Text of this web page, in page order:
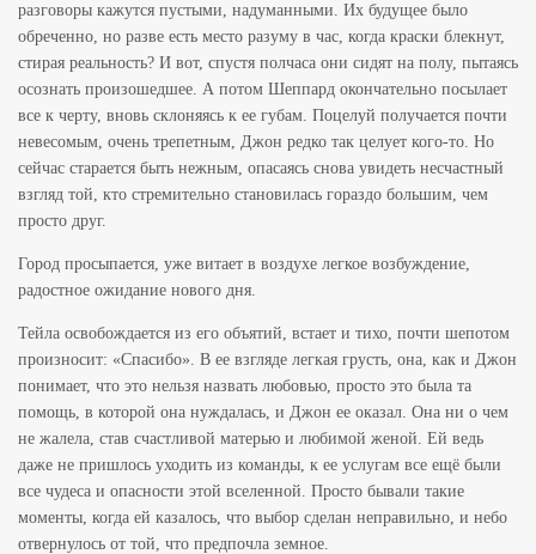
разговоры кажутся пустыми, надуманными. Их будущее было
обреченно, но разве есть место разуму в час, когда краски блекнут,
стирая реальность? И вот, спустя полчаса они сидят на полу, пытаясь
осознать произошедшее. А потом Шеппард окончательно посылает
все к черту, вновь склоняясь к ее губам. Поцелуй получается почти
невесомым, очень трепетным, Джон редко так целует кого-то. Но
сейчас старается быть нежным, опасаясь снова увидеть несчастный
взгляд той, кто стремительно становилась гораздо большим, чем
просто друг.
Город просыпается, уже витает в воздухе легкое возбуждение,
радостное ожидание нового дня.
Тейла освобождается из его объятий, встает и тихо, почти шепотом
произносит: «Спасибо». В ее взгляде легкая грусть, она, как и Джон
понимает, что это нельзя назвать любовью, просто это была та
помощь, в которой она нуждалась, и Джон ее оказал. Она ни о чем
не жалела, став счастливой матерью и любимой женой. Ей ведь
даже не пришлось уходить из команды, к ее услугам все ещё были
все чудеса и опасности этой вселенной. Просто бывали такие
моменты, когда ей казалось, что выбор сделан неправильно, и небо
отвернулось от той, что предпочла земное.